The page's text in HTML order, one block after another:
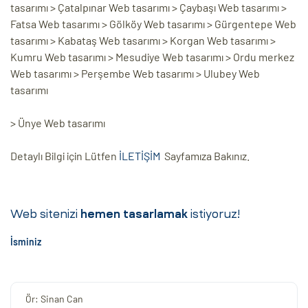
tasarımı > Çatalpınar Web tasarımı > Çaybaşı Web tasarımı >
Fatsa Web tasarımı > Gölköy Web tasarımı > Gürgentepe Web
tasarımı > Kabataş Web tasarımı > Korgan Web tasarımı >
Kumru Web tasarımı > Mesudiye Web tasarımı > Ordu merkez
Web tasarımı > Perşembe Web tasarımı > Ulubey Web
tasarımı
> Ünye Web tasarımı
Detaylı Bilgi için Lütfen İLETİŞİM Sayfamıza Bakınız.
Web sitenizi hemen tasarlamak istiyoruz!
İsminiz